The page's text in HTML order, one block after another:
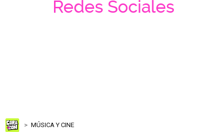
Redes Sociales
MÚSICA Y CINE